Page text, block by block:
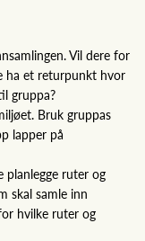
Vil dere for
ha et returpunkt hvor
gruppa?
Bruk gruppas
lapper på
planlegge ruter og
skal samle inn
hvilke ruter og